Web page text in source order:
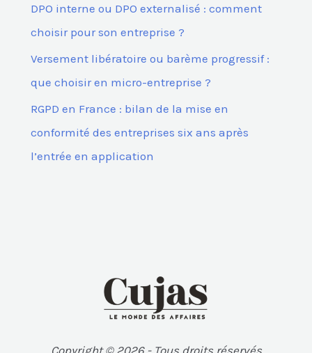
DPO interne ou DPO externalisé : comment
choisir pour son entreprise ?
Versement libératoire ou barème progressif :
que choisir en micro-entreprise ?
RGPD en France : bilan de la mise en
conformité des entreprises six ans après
l’entrée en application
Copyright © 2026 - Tous droits réservés